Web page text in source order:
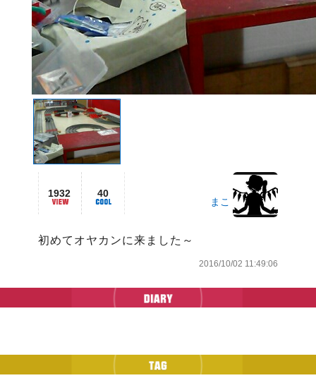
1932 40
まこ
初めてオヤカンに来ました～
2016/10/02 11:49:06